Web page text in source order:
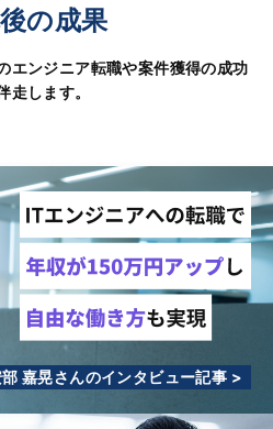
の成果
エンジニア転職や案件獲得の成功
走します。
嘉晃さんのインタビュー記事 >